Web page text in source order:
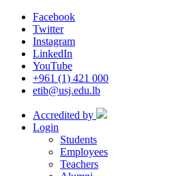
Facebook
Twitter
Instagram
LinkedIn
YouTube
+961 (1) 421 000
etib@usj.edu.lb
Accredited by
Login
Students
Employees
Teachers